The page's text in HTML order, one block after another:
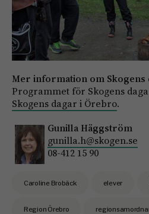
Mer information om Skogens
Programmet för Skogens
Skogens dagar i Örebro.
Gunilla Häggström
gunilla.h@skogen.se
08-412 15 90
Caroline Brobäck elever
Region Örebro